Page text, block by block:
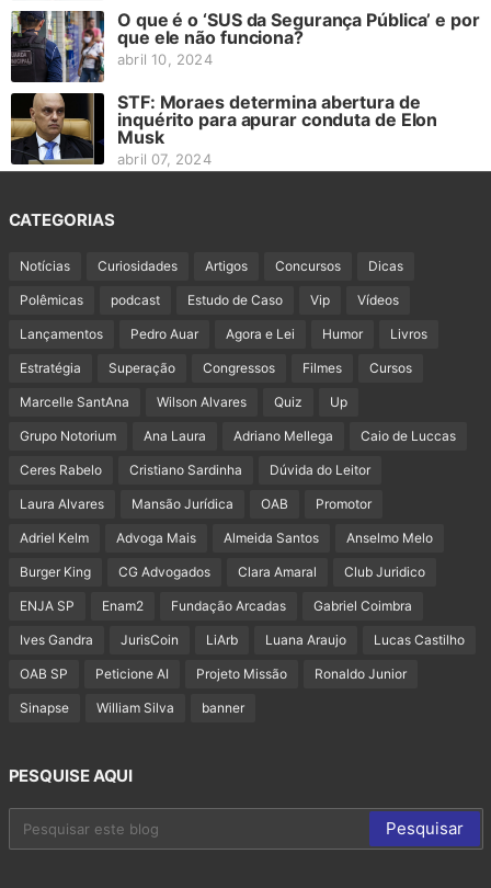
O que é o ‘SUS da Segurança Pública’ e por
que ele não funciona?
abril 10, 2024
STF: Moraes determina abertura de
inquérito para apurar conduta de Elon
Musk
abril 07, 2024
CATEGORIAS
Notícias Curiosidades Artigos Concursos Dicas
Polêmicas podcast Estudo de Caso Vip Vídeos
Lançamentos Pedro Auar Agora e Lei Humor Livros
Estratégia Superação Congressos Filmes Cursos
Marcelle SantAna Wilson Alvares Quiz Up
Grupo Notorium Ana Laura Adriano Mellega Caio de Luccas
Ceres Rabelo Cristiano Sardinha Dúvida do Leitor
Laura Alvares Mansão Jurídica OAB Promotor
Adriel Kelm Advoga Mais Almeida Santos Anselmo Melo
Burger King CG Advogados Clara Amaral Club Juridico
ENJA SP Enam2 Fundação Arcadas Gabriel Coimbra
Ives Gandra JurisCoin LiArb Luana Araujo Lucas Castilho
OAB SP Peticione AI Projeto Missão Ronaldo Junior
Sinapse William Silva banner
PESQUISE AQUI